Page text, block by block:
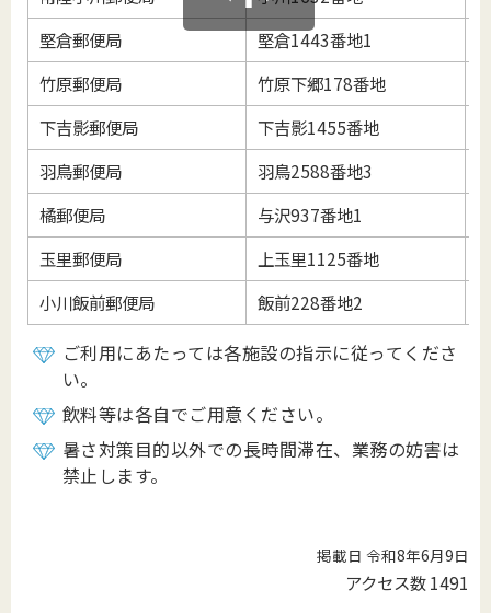
堅倉郵便局
堅倉1443番地1
竹原郵便局
竹原下郷178番地
下吉影郵便局
下吉影1455番地
羽鳥郵便局
羽鳥2588番地3
橘郵便局
与沢937番地1
玉里郵便局
上玉里1125番地
小川飯前郵便局
飯前228番地2
ご利用にあたっては各施設の指示に従ってくださ
い。
飲料等は各自でご用意ください。
暑さ対策目的以外での長時間滞在、業務の妨害は
禁止します。
掲載日 令和8年6月9日
アクセス数1491